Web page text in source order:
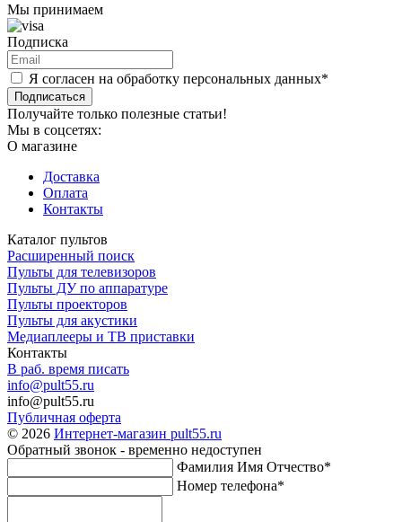
Мы принимаем
Подписка
Я согласен на обработку персональных данных*
Подписаться
Получайте только полезные статьи!
Мы в соцсетях:
О магазине
Доставка
Оплата
Контакты
Каталог пультов
Расширенный поиск
Пульты для телевизоров
Пульты ДУ по аппаратуре
Пульты проекторов
Пульты для акустики
Медиаплееры и ТВ приставки
Контакты
В раб. время писать
info@pult55.ru
info@pult55.ru
Публичная оферта
© 2026 Интернет-магазин pult55.ru
Обратный звонок - временно недоступен
Фамилия Имя Отчество*
Номер телефона*